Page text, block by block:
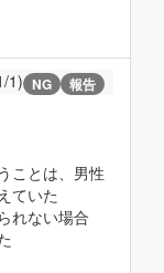
1) NG 報告
ことは、男性
ていた
れない場合